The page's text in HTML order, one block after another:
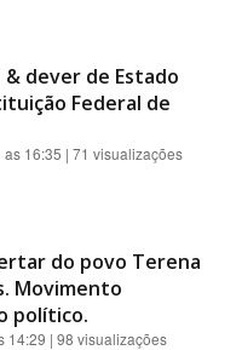
dever de Estado
Federal de
as 16:35 | 71 visualizações
do povo Terena
Movimento
político.
14:29 | 98 visualizações